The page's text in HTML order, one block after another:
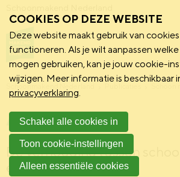
Schoonmakend Nederland
Aan tafel
De verhouding tussen
en opdrachtgever
COOKIES OP DEZE WEBSITE
Deze website maakt gebruik van
functioneren. Als je wilt aanpassen
mogen gebruiken, kan je jouw cookie-
wijzigen. Meer informatie is beschikbaar
privacyverklaring.
Schakel alle cookies in
Toon cookie-instellingen
Alleen essentiële cookies